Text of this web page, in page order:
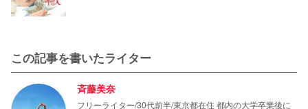
この記事を書いたライター
斉藤美奈
フリーライター/30代前半/東京都在住 都内の大学卒業後に